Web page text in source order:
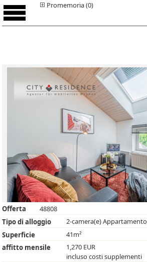
Promemoria (0)
Offerta
48808
Tipo di alloggio
2-camera(e) Appartamento
Superficie
41m²
affitto mensile
1,270 EUR
incluso costi supplementi